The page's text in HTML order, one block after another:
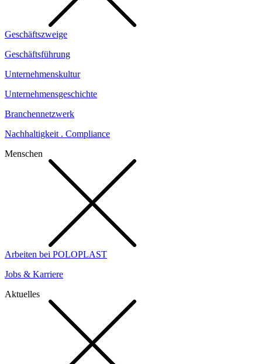
Geschäftszweige
Geschäftsführung
Unternehmenskultur
Unternehmensgeschichte
Branchennetzwerk
Nachhaltigkeit . Compliance
Menschen
Arbeiten bei POLOPLAST
Jobs & Karriere
Aktuelles